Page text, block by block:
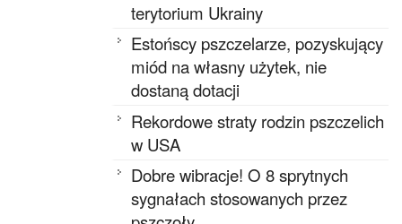
terytorium Ukrainy
Estońscy pszczelarze, pozyskujący
miód na własny użytek, nie
dostaną dotacji
Rekordowe straty rodzin pszczelich
w USA
Dobre wibracje! O 8 sprytnych
sygnałach stosowanych przez